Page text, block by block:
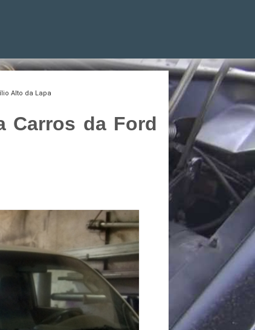
Alto da Lapa
Carros da Ford